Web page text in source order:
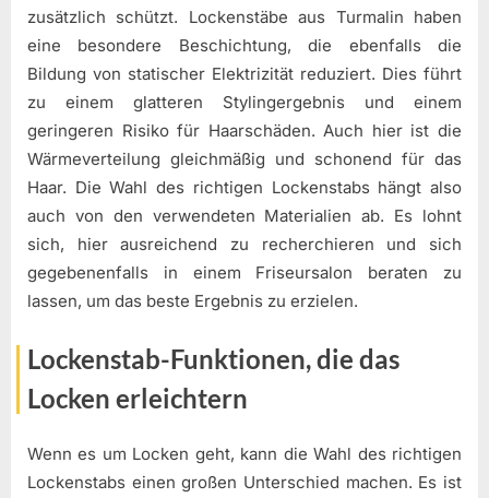
zusätzlich schützt. Lockenstäbe aus Turmalin haben
eine besondere Beschichtung, die ebenfalls die
Bildung von statischer Elektrizität reduziert. Dies führt
zu einem glatteren Stylingergebnis und einem
geringeren Risiko für Haarschäden. Auch hier ist die
Wärmeverteilung gleichmäßig und schonend für das
Haar. Die Wahl des richtigen Lockenstabs hängt also
auch von den verwendeten Materialien ab. Es lohnt
sich, hier ausreichend zu recherchieren und sich
gegebenenfalls in einem Friseursalon beraten zu
lassen, um das beste Ergebnis zu erzielen.
Lockenstab-Funktionen, die das
Locken erleichtern
Wenn es um Locken geht, kann die Wahl des richtigen
Lockenstabs einen großen Unterschied machen. Es ist